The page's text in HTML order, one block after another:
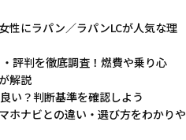
性にラパン／ラパンLCが人気な理
評判を徹底調査！燃費や乗り心
解説
い？判断基準を確認しよう
ホナビとの違い・選び方をわかりや